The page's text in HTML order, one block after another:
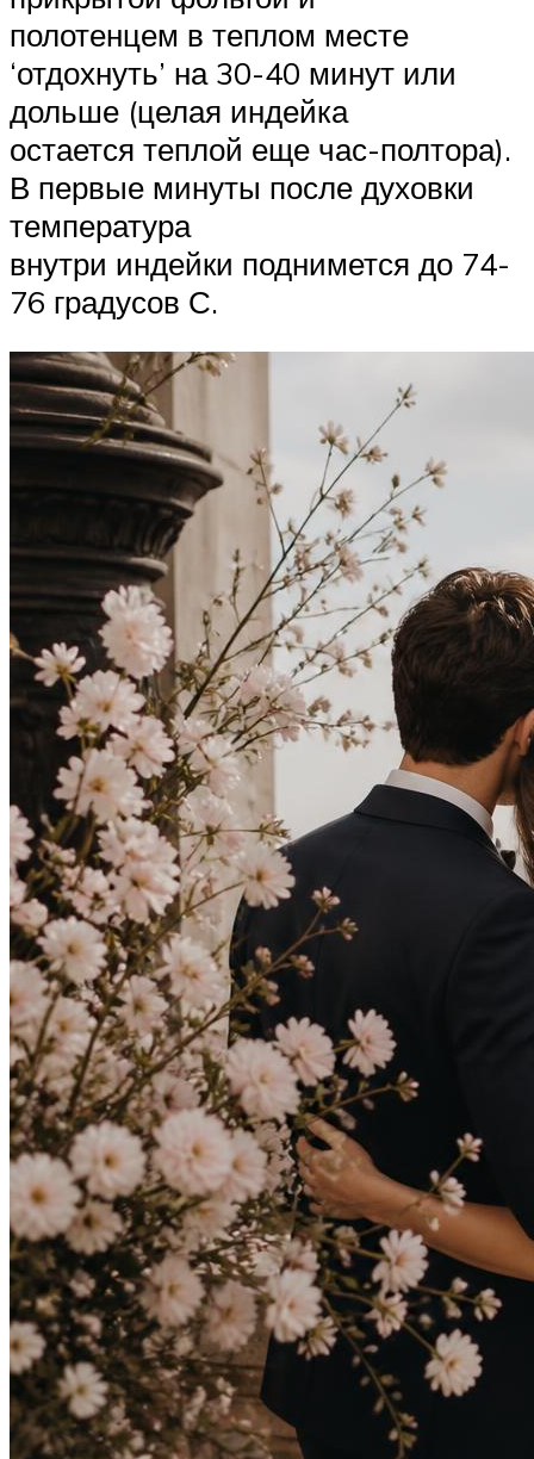
полотенцем в теплом месте
‘отдохнуть’ на 30-40 минут или
дольше (целая индейка
остается теплой еще час-полтора).
В первые минуты после духовки
температура
внутри индейки поднимется до 74-
76 градусов С.